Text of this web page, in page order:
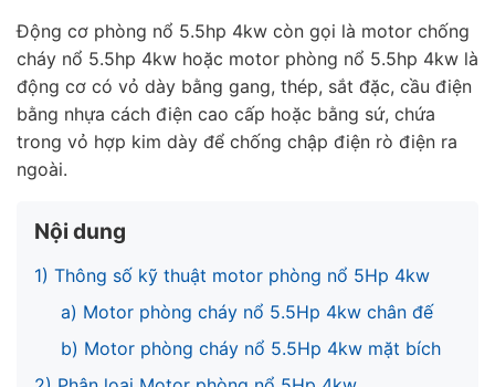
Động cơ phòng nổ 5.5hp 4kw còn gọi là motor chống
cháy nổ 5.5hp 4kw hoặc motor phòng nổ 5.5hp 4kw là
động cơ có vỏ dày bằng gang, thép, sắt đặc, cầu điện
bằng nhựa cách điện cao cấp hoặc bằng sứ, chứa
trong vỏ hợp kim dày để chống chập điện rò điện ra
ngoài.
Nội dung
1) Thông số kỹ thuật motor phòng nổ 5Hp 4kw
a) Motor phòng cháy nổ 5.5Hp 4kw chân đế
b) Motor phòng cháy nổ 5.5Hp 4kw mặt bích